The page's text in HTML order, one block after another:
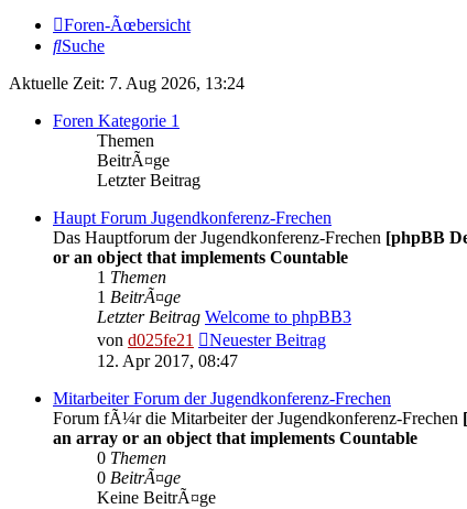
Foren-Ãœbersicht
Suche
Aktuelle Zeit: 7. Aug 2026, 13:24
Foren Kategorie 1
Themen
BeitrÃ¤ge
Letzter Beitrag
Haupt Forum Jugendkonferenz-Frechen
Das Hauptforum der Jugendkonferenz-Frechen [phpBB
or an object that implements Countable
1 Themen
1 BeitrÃ¤ge
Letzter Beitrag Welcome to phpBB3
von d025fe21
Neuester Beitrag
12. Apr 2017, 08:47
Mitarbeiter Forum der Jugendkonferenz-Frechen
Forum fÃ¼r die Mitarbeiter der Jugendkonferenz-Frechen
an array or an object that implements Countable
0 Themen
0 BeitrÃ¤ge
Keine BeitrÃ¤ge